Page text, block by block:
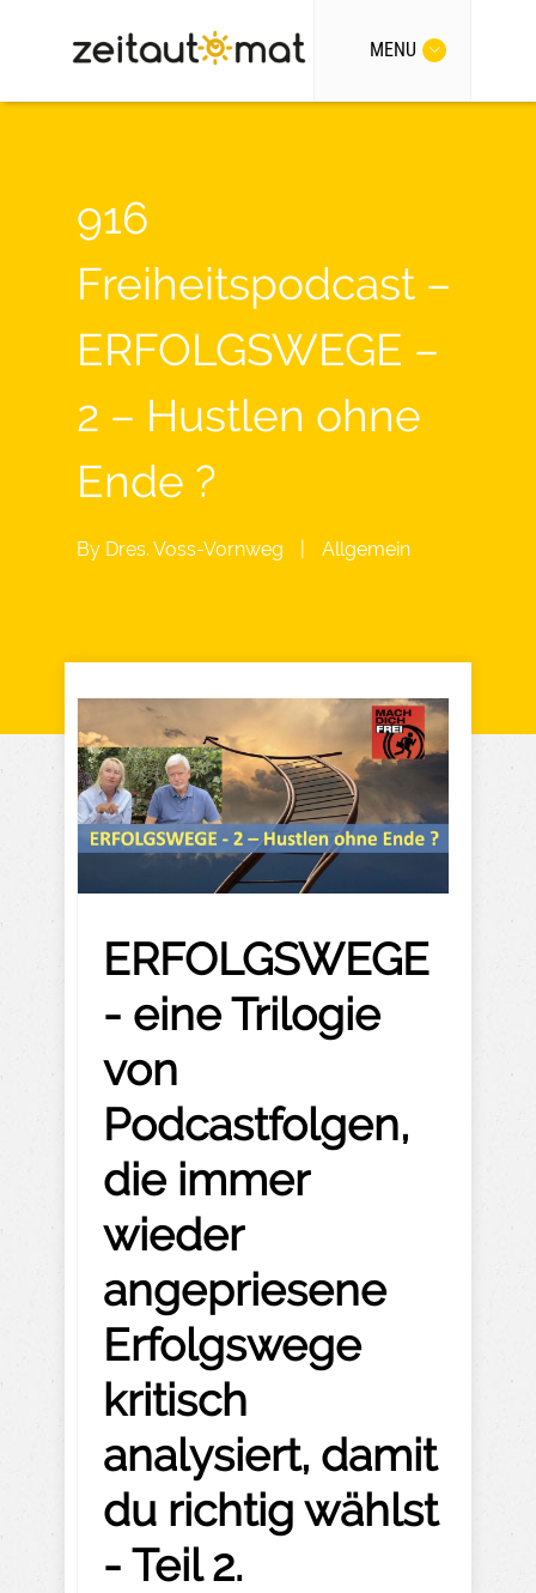
MENU
916
Freiheitspodcast –
ERFOLGSWEGE –
2 – Hustlen ohne
Ende ?
By Dres. Voss-Vornweg Allgemein
ERFOLGSWEGE
- eine Trilogie
von
Podcastfolgen,
die immer
wieder
angepriesene
Erfolgswege
kritisch
analysiert, damit
du richtig wählst
- Teil 2.